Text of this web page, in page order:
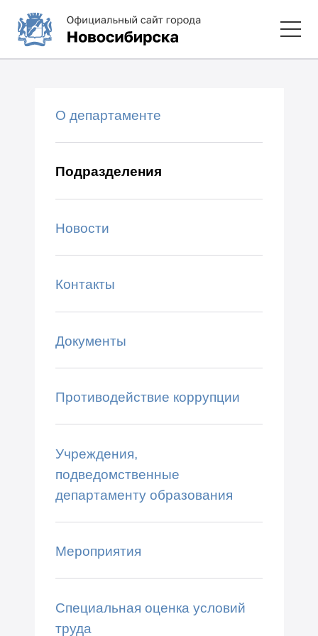
О департаменте
Подразделения
Новости
Контакты
Документы
Противодействие коррупции
Учреждения,
подведомственные
департаменту образования
Мероприятия
Специальная оценка условий
труда